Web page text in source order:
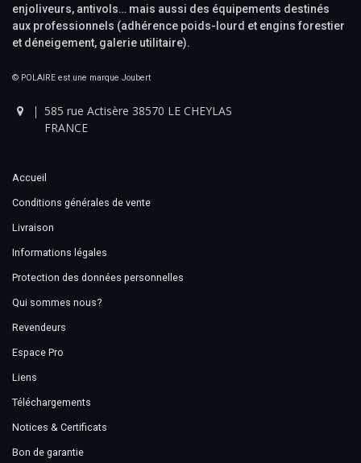
enjoliveurs, antivols… mais aussi des équipements destinés
aux professionnels (adhérence poids-lourd et engins forestier
et déneigement, galerie utilitaire).
© POLAIRE est une marque Joubert
585 rue Actisère 38570 LE CHEYLAS
FRANCE
Accueil
Conditions générales de vente
Livraison
Informations légales
Protection des données personnelles
Qui sommes nous?
Revendeurs
Espace Pro
Liens
Téléchargements
Notices & Certificats
Bon de garantie